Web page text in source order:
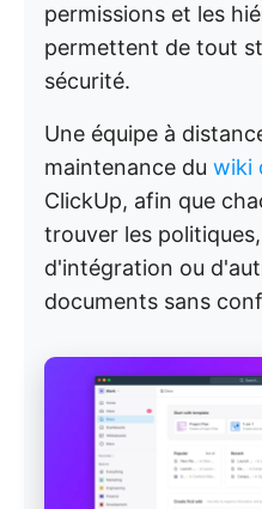
permissions et les
permettent de tout
sécurité.
Une équipe à
maintenance du wiki
ClickUp, afin que
trouver les
d'intégration ou
documents sans